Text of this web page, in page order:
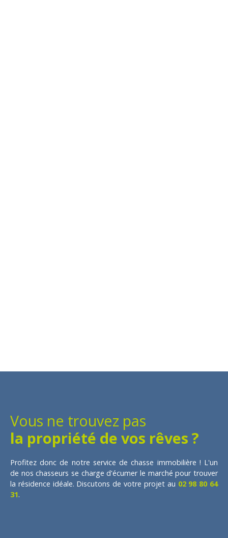
Vous ne trouvez pas
la propriété de vos rêves ?
Profitez donc de notre service de chasse immobilière ! L'un
de nos chasseurs se charge d'écumer le marché pour trouver
la résidence idéale. Discutons de votre projet au 02 98 80 64
31.